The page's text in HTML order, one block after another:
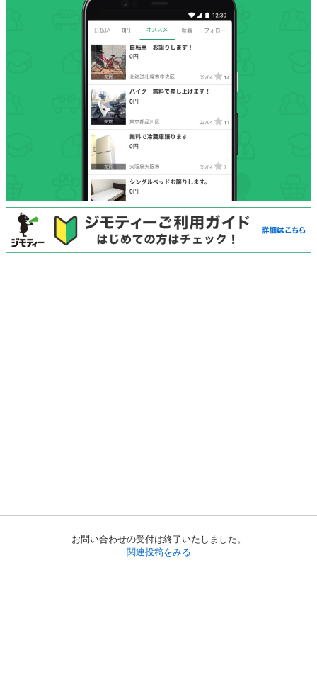
お問い合わせの受付は終了いたしました。
関連投稿をみる